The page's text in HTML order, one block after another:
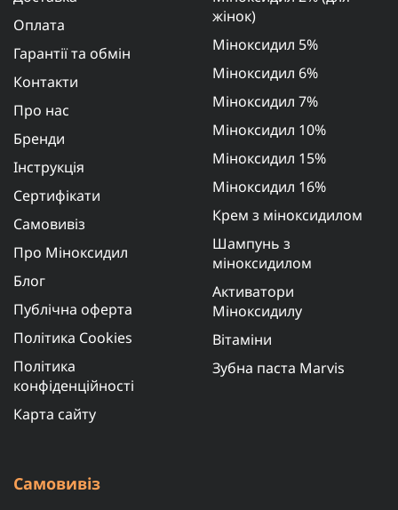
Оплата
Гарантії та обмін
Контакти
Про нас
Бренди
Інструкція
Сертифікати
Самовивіз
Про Міноксидил
Блог
Публічна оферта
Політика Cookies
Політика
конфіденційності
Карта сайту
жінок)
Міноксидил 5%
Міноксидил 6%
Міноксидил 7%
Міноксидил 10%
Міноксидил 15%
Міноксидил 16%
Крем з міноксидилом
Шампунь з
міноксидилом
Активатори
Міноксидилу
Вітаміни
Зубна паста Marvis
Самовивіз